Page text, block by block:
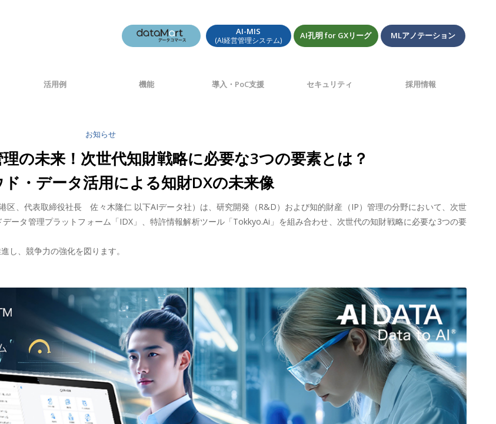
AI-MIS
(AI経営管理システム) AI孔明 for GXリーグ MLアノテーション
活用例 機能 導入・PoC支援 セキュリティ 採用情報
お知らせ
の未来！次世代知財戦略に必要な3つの要素とは？
・データ活用による知財DXの未来像
区、代表取締役社長 佐々木隆仁 以下AIデータ社）は、研究開発（R&D）および知的財産（IP）管理の分野において、次世
ータ管理プラットフォーム「IDX」、特許情報解析ツール「Tokkyo.Ai」を組み合わせ、次世代の知財戦略に必要な3つの要
し、競争力の強化を図ります。